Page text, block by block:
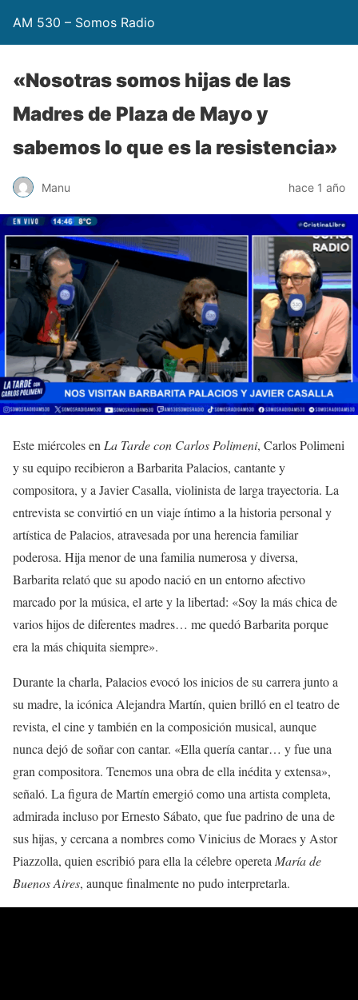
AM 530 – Somos Radio
«Nosotras somos hijas de las
Madres de Plaza de Mayo y
sabemos lo que es la resistencia»
Manu hace 1 año
Este miércoles enLa Tarde con Carlos Polimeni, Carlos Polimeni
y su equipo recibieron a Barbarita Palacios, cantante y
compositora, y a Javier Casalla, violinista de larga trayectoria. La
entrevista se convirtió en un viaje íntimo a la historia personal y
artística de Palacios, atravesada por una herencia familiar
poderosa. Hija menor de una familia numerosa y diversa,
Barbarita relató que su apodo nació en un entorno afectivo
marcado por la música, el arte y la libertad: «Soy la más chica de
varios hijos de diferentes madres… me quedó Barbarita porque
era la más chiquita siempre».
Durante la charla, Palacios evocó los inicios de su carrera junto a
su madre, la icónica Alejandra Martín, quien brilló en el teatro de
revista, el cine y también en la composición musical, aunque
nunca dejó de soñar con cantar. «Ella quería cantar… y fue una
gran compositora. Tenemos una obra de ella inédita y extensa»,
señaló. La figura de Martín emergió como una artista completa,
admirada incluso por Ernesto Sábato, que fue padrino de una de
sus hijas, y cercana a nombres como Vinicius de Moraes y Astor
Piazzolla, quien escribió para ella la célebre operetaMaría de
Buenos Aires, aunque finalmente no pudo interpretarla.